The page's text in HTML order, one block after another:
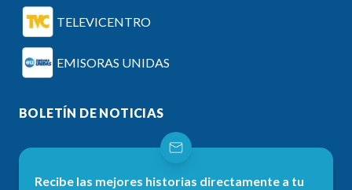
TELEVICENTRO
EMISORAS UNIDAS
BOLETÍN DE NOTICIAS
Recibe las mejores historias directamente a tu